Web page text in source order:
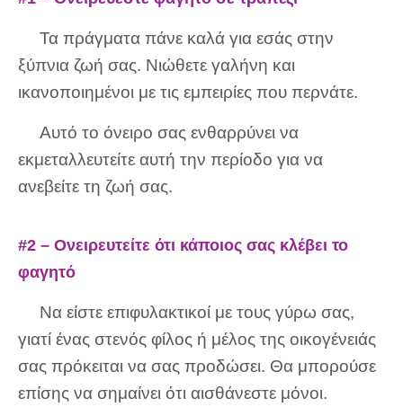
Τα πράγματα πάνε καλά για εσάς στην
ξύπνια ζωή σας. Νιώθετε γαλήνη και
ικανοποιημένοι με τις εμπειρίες που περνάτε.
Αυτό το όνειρο σας ενθαρρύνει να
εκμεταλλευτείτε αυτή την περίοδο για να
ανεβείτε τη ζωή σας.
#2 – Ονειρευτείτε ότι κάποιος σας κλέβει το
φαγητό
Να είστε επιφυλακτικοί με τους γύρω σας,
γιατί ένας στενός φίλος ή μέλος της οικογένειάς
σας πρόκειται να σας προδώσει. Θα μπορούσε
επίσης να σημαίνει ότι αισθάνεστε μόνοι.